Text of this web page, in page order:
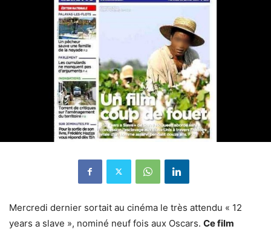
Mercredi dernier sortait au cinéma le très attendu « 12
years a slave », nominé neuf fois aux Oscars. Ce film